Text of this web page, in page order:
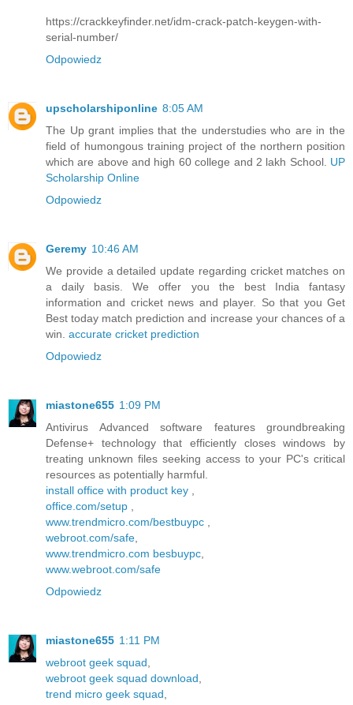
https://crackkeyfinder.net/idm-crack-patch-keygen-with-
serial-number/
Odpowiedz
upscholarshiponline 8:05 AM
The Up grant implies that the understudies who are in the
field of humongous training project of the northern position
which are above and high 60 college and 2 lakh School. UP
Scholarship Online
Odpowiedz
Geremy 10:46 AM
We provide a detailed update regarding cricket matches on
a daily basis. We offer you the best India fantasy
information and cricket news and player. So that you Get
Best today match prediction and increase your chances of a
win. accurate cricket prediction
Odpowiedz
miastone655 1:09 PM
Antivirus Advanced software features groundbreaking
Defense+ technology that efficiently closes windows by
treating unknown files seeking access to your PC's critical
resources as potentially harmful.
install office with product key
office.com/setup
www.trendmicro.com/bestbuypc
webroot.com/safe
www.trendmicro.com besbuypc
www.webroot.com/safe
Odpowiedz
miastone655 1:11 PM
webroot geek squad
webroot geek squad download
trend micro geek squad